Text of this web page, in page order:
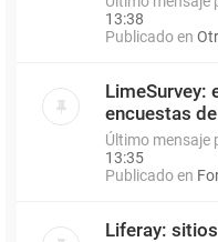
13:38
Publicado en
LimeSurvey:
encuestas
Último mensaje
13:35
Publicado en
Liferay: